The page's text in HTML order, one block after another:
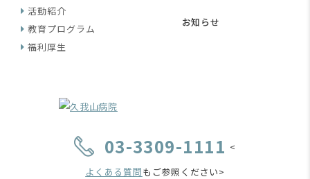
活動紹介
教育プログラム
福利厚生
お知らせ
03-3309-1111 <
よくある質問もご参照ください>